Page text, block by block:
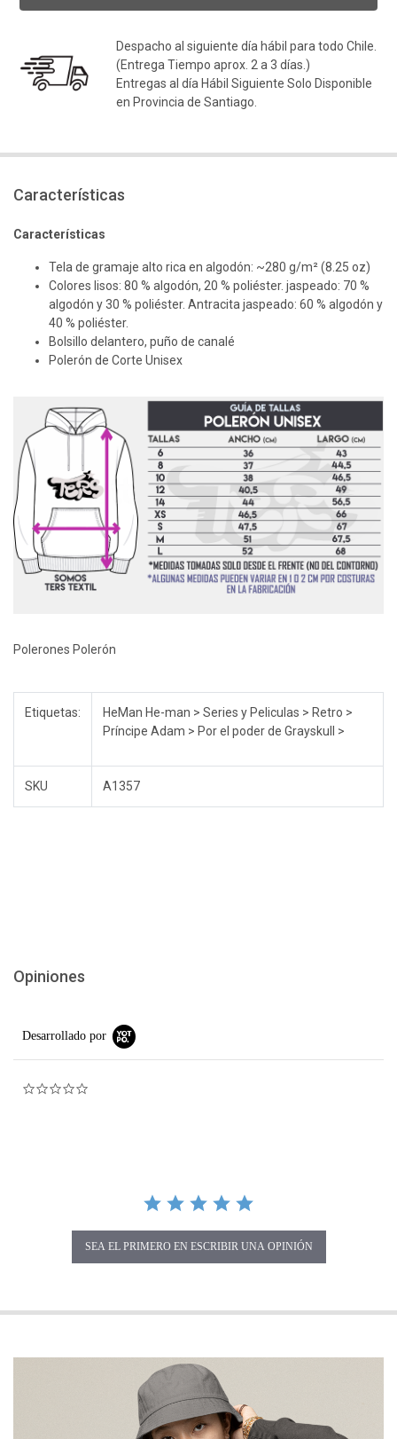
Despacho al siguiente día hábil para todo Chile.
(Entrega Tiempo aprox. 2 a 3 días.)
Entregas al día Hábil Siguiente Solo Disponible
en Provincia de Santiago.
Características
Características
Tela de gramaje alto rica en algodón: ~280 g/m² (8.25 oz)
Colores lisos: 80 % algodón, 20 % poliéster. jaspeado: 70 %
algodón y 30 % poliéster. Antracita jaspeado: 60 % algodón y
40 % poliéster.
Bolsillo delantero, puño de canalé
Polerón de Corte Unisex
Polerones Polerón
Etiquetas:
HeMan He-man > Series y Peliculas > Retro >
Príncipe Adam > Por el poder de Grayskull >
SKU A1357
Opiniones
Desarrollado por
SEA EL PRIMERO EN ESCRIBIR UNA OPINIÓN